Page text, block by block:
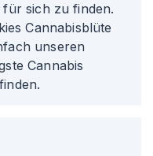
sich zu finden.
Cannabisblüte
unseren
Cannabis